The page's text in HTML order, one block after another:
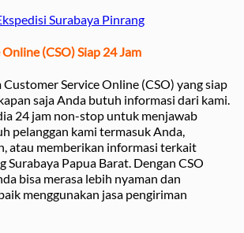
Surabaya Pinrang
(CSO) Siap 24 Jam
Service Online (CSO) yang siap
saja Anda butuh informasi dari kami.
24 jam non-stop untuk menjawab
pelanggan kami termasuk Anda,
atau memberikan informasi terkait
Surabaya Papua Barat. Dengan CSO
bisa merasa lebih nyaman dan
menggunakan jasa pengiriman